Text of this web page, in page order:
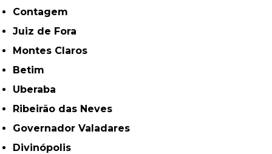
Contagem
Juiz de Fora
Montes Claros
Betim
Uberaba
Ribeirão das Neves
Governador Valadares
Divinópolis